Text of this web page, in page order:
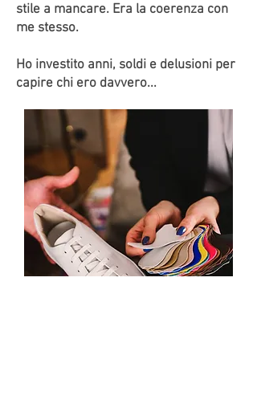
stile a mancare. Era la coerenza con
me stesso.
Ho investito anni, soldi e delusioni per
capire chi ero davvero...